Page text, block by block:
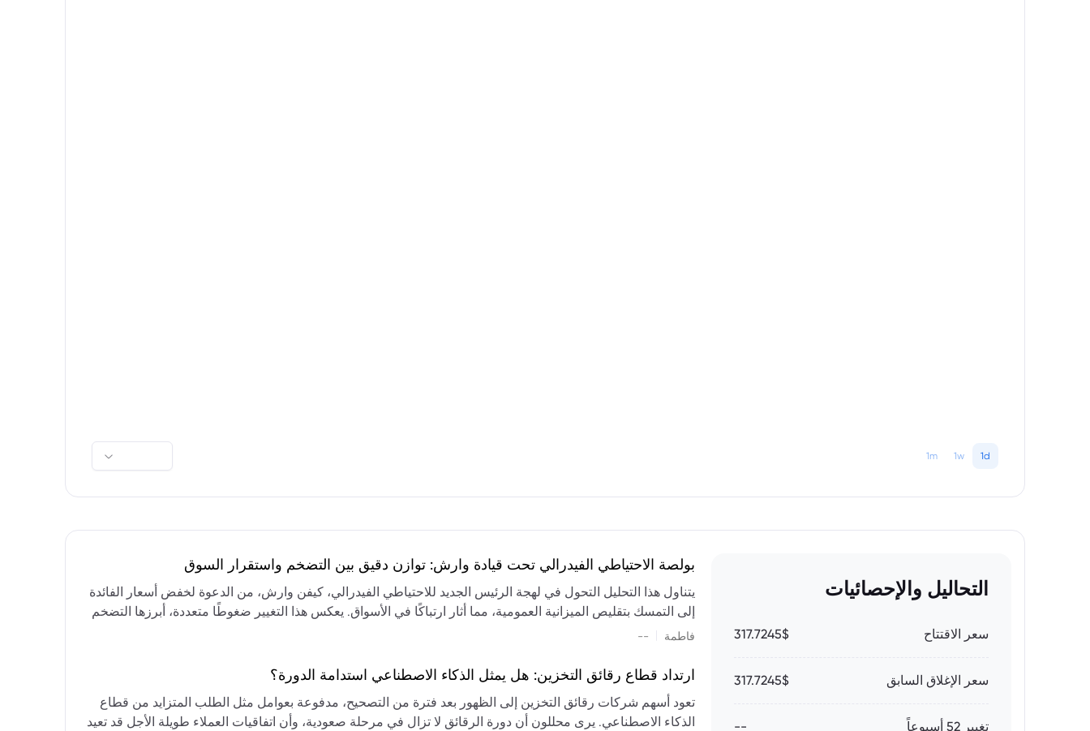
1d
1w
1m
التحاليل والإحصائيات
سعر الاقتتاح 317.7245$
سعر الإغلاق السابق 317.7245$
تغيير 52 أسبوعاً --
بولصة الاحتياطي الفيدرالي تحت قيادة وارش: توازن دقيق بين التضخم واستقرار السوق
يتناول هذا التحليل التحول في لهجة الرئيس الجديد للاحتياطي الفيدرالي، كيفن وارش، من الدعوة لخفض أسعار الفائدة
إلى التمسك بتقليص الميزانية العمومية، مما أثار ارتباكًا في الأسواق. يعكس هذا التغيير ضغوطًا متعددة، أبرزها التضخم
المستمر، والعجز المالي الكبير، والتوترات الجيوسياسية في الشرق الأوسط، التي تقيد خيارات خفض الفائدة أو خفض
وتجنب التدابير الاستفزازية التي قد تزعزع استقرار السوق.
فاطمة --
ارتداد قطاع رقائق التخزين: هل يمثل الذكاء الاصطناعي استدامة الدورة؟
تعود أسهم شركات رقائق التخزين إلى الظهور بعد فترة من التصحيح، مدفوعة بعوامل مثل الطلب المتزايد من قطاع
الذكاء الاصطناعي. يرى محللون أن دورة الرقائق لا تزال في مرحلة صعودية، وأن اتفاقيات العملاء طويلة الأجل قد تعيد